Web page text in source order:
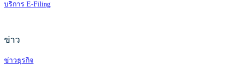
บริการ E-Filing
ข่าว
ข่าวธุรกิจ